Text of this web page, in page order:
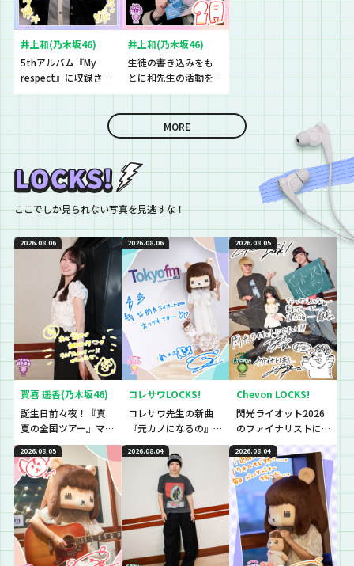
井上和(乃木坂46)
5thアルバム『My
respect』に収録され
ている5期生楽曲
井上和(乃木坂46)
生徒の書き込みをも
とに和先生の活動を
振り返り！
MORE
ここでしか見られない写真を見逃すな！
2026.08.06
賀喜 遥香(乃木坂46)
誕生日前々夜！『真
夏の全国ツアー』マ
ストアイテムと
は！？
2026.08.06
コレサワLOCKS!
コレサワ先生の新曲
『元カノになるの』
初解禁！！！！！
2026.08.05
Chevon LOCKS!
閃光ライオット2026
のファイナリストに
思わず「なんであん
な上手いの？！」さ
らに今夜は『セット
リストNo.5』の授
業！
2026.08.05 2026.08.04 2026.08.04